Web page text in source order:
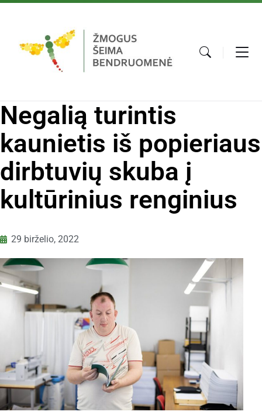
Negalią turintis
kaunietis iš popieriaus
dirbtuvių skuba į
kultūrinius renginius
29 birželio, 2022